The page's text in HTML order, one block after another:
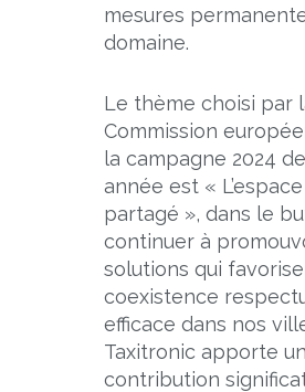
mesures
domaine.
Le thème choisi par
Commission
la campagne 2024
année est «
partagé », dans le
continuer à
solutions qui
coexistence
efficace dans nos
Taxitronic apporte
contribution